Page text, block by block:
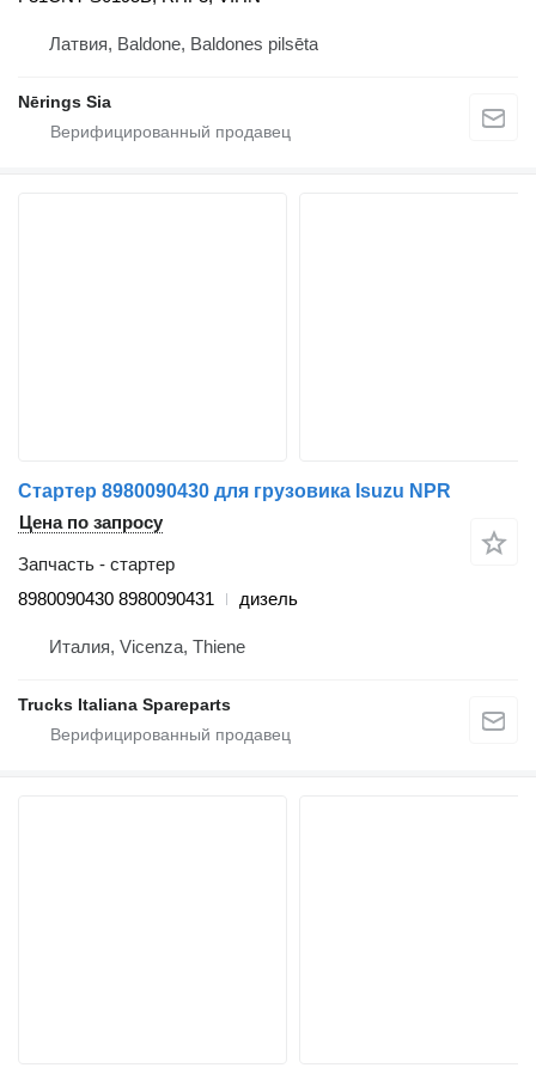
Латвия, Baldone, Baldones pilsēta
Nērings Sia
Стартер 8980090430 для грузовика Isuzu NPR
Цена по запросу
Запчасть - стартер
8980090430 8980090431
дизель
Италия, Vicenza, Thiene
Trucks Italiana Spareparts